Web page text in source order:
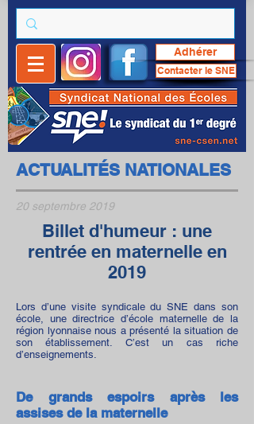
Adhérer
Contacter le SNE
ACTUALITÉS NATIONALES
20 septembre 2019
Billet d'humeur : une
rentrée en maternelle en
2019
Lors d’une visite syndicale du SNE dans son
école, une directrice d’école maternelle de la
région lyonnaise nous a présenté la situation de
son établissement. C’est un cas riche
d’enseignements.
De grands espoirs après les
assises de la maternelle